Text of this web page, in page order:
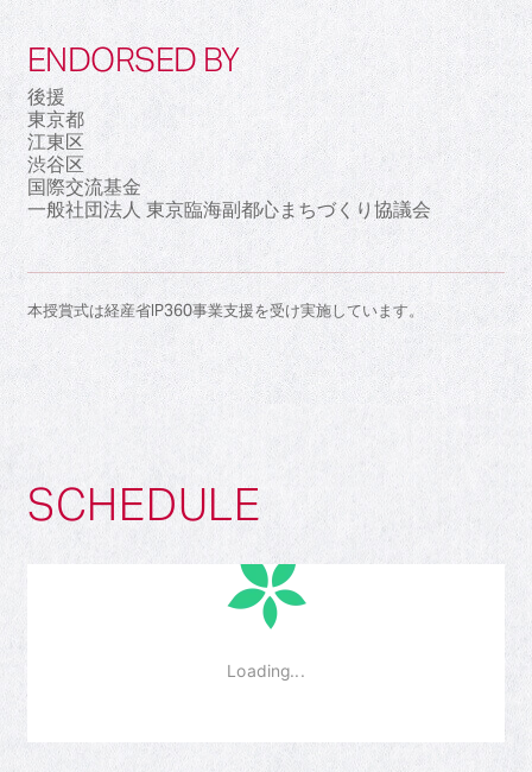
ENDORSED BY
後援
東京都
江東区
渋谷区
国際交流基金
一般社団法人 東京臨海副都心まちづくり協議会
本授賞式は経産省IP360事業支援を受け実施しています。
SCHEDULE